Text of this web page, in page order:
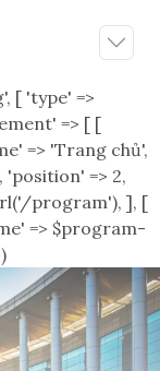
[ 'type' =>
=> [ [
=> 'Trang chủ',
=> 2,
program'), ], [
=> $program-